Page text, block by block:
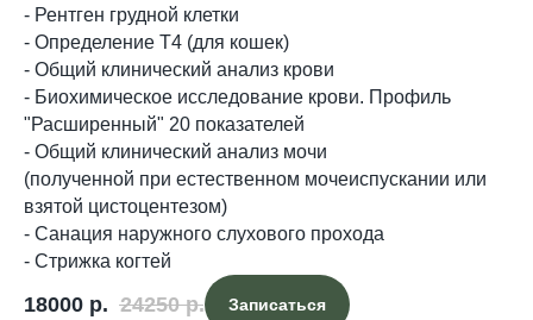
- Рентген грудной клетки
- Определение Т4 (для кошек)
- Общий клинический анализ крови
- Биохимическое исследование крови. Профиль
"Расширенный" 20 показателей
- Общий клинический анализ мочи
(полученной при естественном мочеиспускании или
взятой цистоцентезом)
- Санация наружного слухового прохода
- Стрижка когтей
18000 р. 24250 р. Записаться